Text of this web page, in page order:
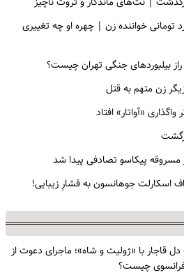
جراحی ۴۰ میلیارد تومانی خواننده زن | چهره او چه تغییری
بیلبوردهای جنگی تهران چیست؟
زن متهم به قتل
پیکاسو تصادفی پیدا شد
اسکارلت جوهانسون به فشارِ زیبایی!
قاجار با «ژولیت و شاه»؛ ماجرای دعوت از
فرانسوی چیست؟